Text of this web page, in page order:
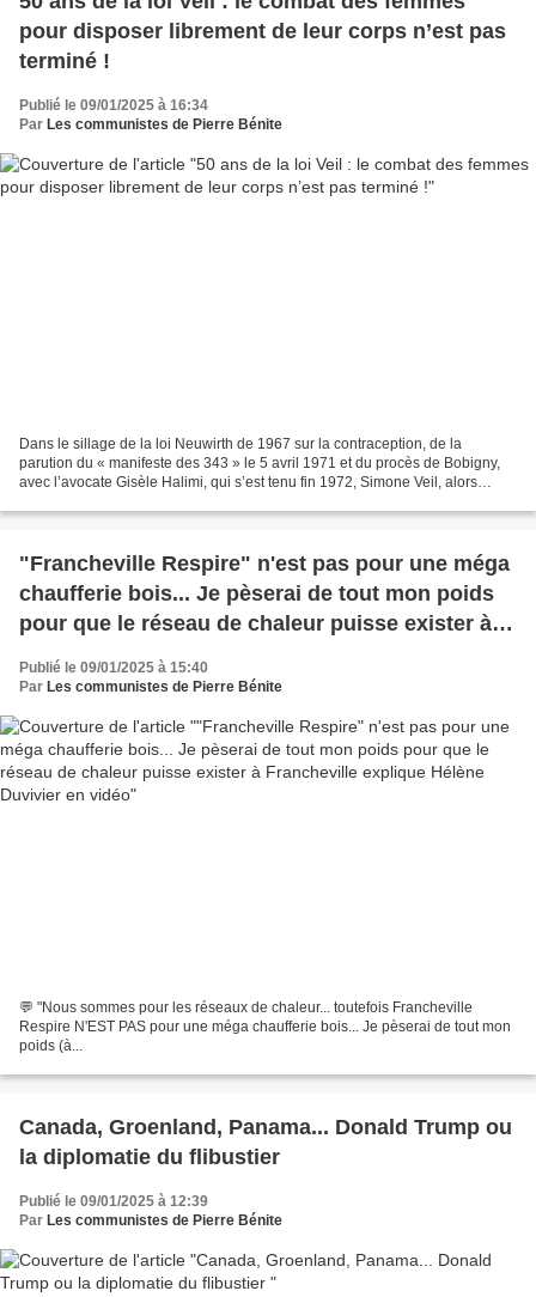
pour disposer librement de leur corps n’est pas
terminé !
Publié le 09/01/2025 à 16:34
Par Les communistes de Pierre Bénite
Dans le sillage de la loi Neuwirth de 1967 sur la contraception, de la
parution du « manifeste des 343 » le 5 avril 1971 et du procès de Bobigny,
avec l’avocate Gisèle Halimi, qui s’est tenu fin 1972, Simone Veil, alors
"Francheville Respire" n'est pas pour une méga
chaufferie bois... Je pèserai de tout mon poids
pour que le réseau de chaleur puisse exister à
Francheville explique Hélène Duvivier en vidéo
Publié le 09/01/2025 à 15:40
Par Les communistes de Pierre Bénite
💬 "Nous sommes pour les réseaux de chaleur... toutefois Francheville
Respire N'EST PAS pour une méga chaufferie bois... Je pèserai de tout mon
poids (à...
Canada, Groenland, Panama... Donald Trump ou
la diplomatie du flibustier
Publié le 09/01/2025 à 12:39
Par Les communistes de Pierre Bénite